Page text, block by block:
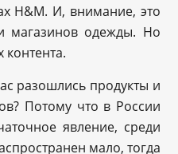
H&M. И, внимание, это
магазинов одежды. Но
контента.
разошлись продукты и
Потому что в России
явление, среди
мало, тогда